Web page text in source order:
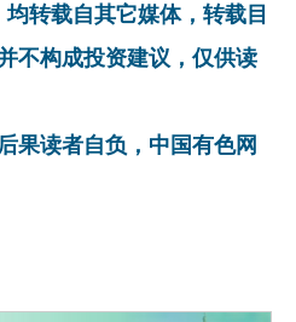
转载自其它媒体，转载目
不构成投资建议，仅供读
果读者自负，中国有色网